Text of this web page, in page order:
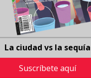
La ciudad vs la sequía
Suscríbete aquí